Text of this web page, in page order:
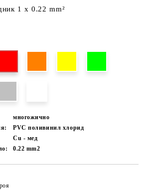
1 x 0.22 mm²
многожично
PVC поливинил хлорид
Cu - мед
0.22 mm2